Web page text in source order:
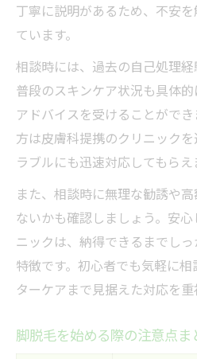
丁寧に説明があるため、不安
ています。
相談時には、過去の自己処理経
普段のスキンケア状況も具体
アドバイスを受けることがで
方は皮膚科提携のクリニック
ラブルにも迅速対応してもらえ
また、相談時に無理な勧誘や
ないかも確認しましょう。安
ニックは、納得できるまでし
特徴です。初心者でも気軽に
ターケアまで見据えた対応を重
脚脱毛を始める際の注意点ま